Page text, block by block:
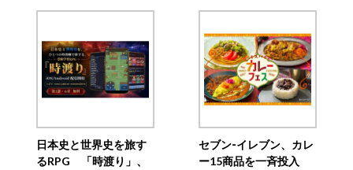
日本史と世界史を旅す
るRPG 「時渡り」、
セブン‐イレブン、カレ
ー15商品を一斉投入